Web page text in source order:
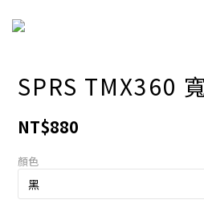
SPRS TMX360
NT$880
顏色